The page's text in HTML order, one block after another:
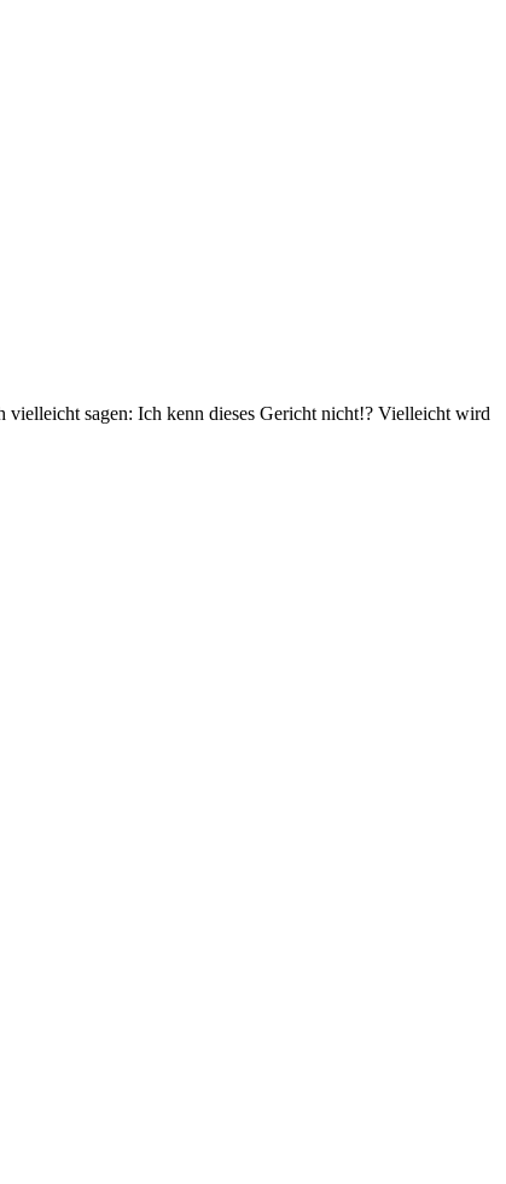
sagen: Ich kenn dieses Gericht nicht!? Vielleicht wird